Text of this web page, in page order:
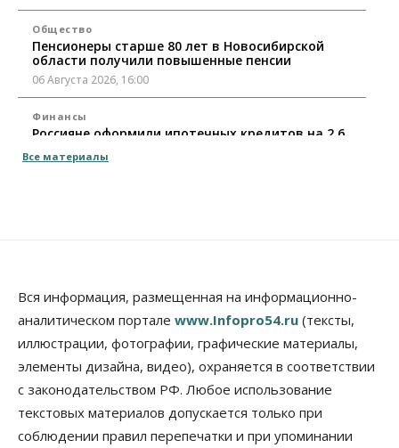
Общество
Пенсионеры старше 80 лет в Новосибирской
области получили повышенные пенсии
06 Августа 2026, 16:00
Финансы
Россияне оформили ипотечных кредитов на 2,6
06 Августа 2026, 15:53
Бизнес
Правительство России продлило разрешение на
выпуск бензина «Евро-3»
06 Августа 2026, 14:00
Общество
«За тех, у кого от 270 баллов,
настоящая борьба»: вузы настойчиво
обзванивают новосибирских высокобалльников
перед зачислением
Все материалы
Вся информация, размещенная на информационно-
аналитическом портале www.Infopro54.ru (тексты,
иллюстрации, фотографии, графические материалы,
элементы дизайна, видео), охраняется в соответствии
с законодательством РФ. Любое использование
текстовых материалов допускается только при
соблюдении правил перепечатки и при упоминании